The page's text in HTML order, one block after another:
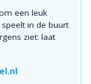
een leuk
in de buurt
ziet: laat